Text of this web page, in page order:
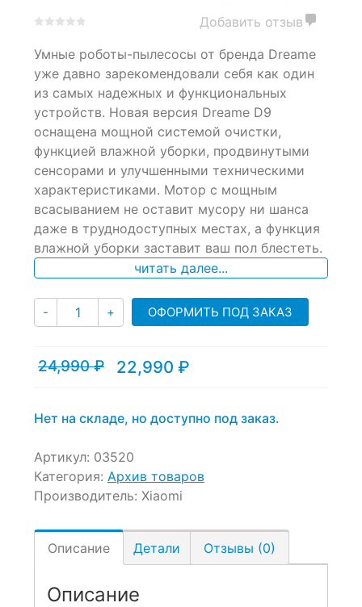
out
based
on
customer
ratings
Добавить отзыв
Умные роботы-пылесосы от бренда Dreame
уже давно зарекомендовали себя как один
из самых надежных и функциональных
устройств. Новая версия Dreame D9
оснащена мощной системой очистки,
функцией влажной уборки, продвинутыми
сенсорами и улучшенными техническими
характеристиками. Мотор с мощным
всасыванием не оставит мусору ни шанса
даже в труднодоступных местах, а функция
влажной уборки заставит ваш пол блестеть.
читать далее...
- Количество
+ ОФОРМИТЬ ПОД ЗАКАЗ
24,990₽
Первоначальная
24,990 ₽.
22,990 ₽
Текущая
Нет на складе, но доступно под заказ.
Артикул: 03520
Категория: Архив товаров
Производитель: Xiaomi
Описание Детали Отзывы (0)
Описание